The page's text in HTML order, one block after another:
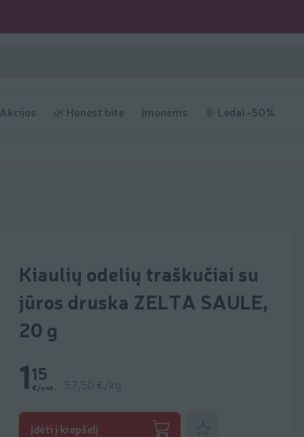
🌿 Honest bite Įmonėms 🍦 Ledai -50%
Kiaulių odelių traškučiai su
jūros druska ZELTA SAULE,
20 g
115
€/vnt. 57,50 €/kg
Įdėti į krepšelį